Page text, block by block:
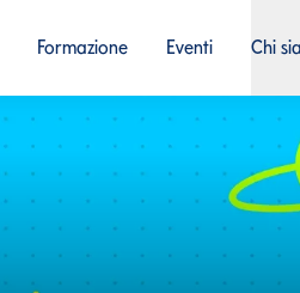
Formazione Eventi Chi